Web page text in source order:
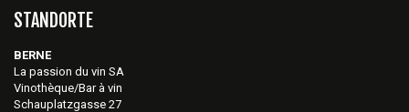
STANDORTE
BERNE
La passion du vin SA
Vinothèque/Bar à vin
Schauplatzgasse 27